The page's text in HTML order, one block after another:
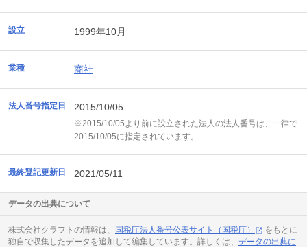
設立 1999年10月
業種 商社
法人番号指定日 2015/10/05
※2015/10/05より前に設立された法人の法人番号は、一律で
2015/10/05に指定されています。
最終登記更新日 2021/05/11
データの出典について
株式会社クラフトの情報は、 国税庁法人番号公表サイト（国税庁）
をもとに
独自で収集したデータを追加して編集しています。詳しくは、 データの出典に